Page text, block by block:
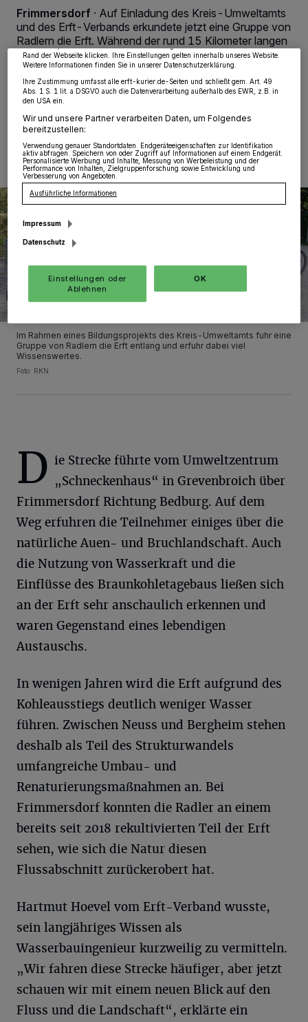
Frimmersdorf · Auf Einladung des Kreis-Umweltamts
und des Erft-Verbands erkundete jetzt eine Gruppe von
Radlern die Erft. Während der rund 15 Kilometer langen
Rundtour gab es bei schönem Spätsommerwetter
zahlreiche Stopps mit interessanten Informationen.
09.10.2024 , 09:57 Uhr Eine Minute Lesezeit
Im Rahmen eines Bildungsprojekts des Kreis-Umweltamts fuhr eine
Gruppe von Radlern die Erft entlang und erfuhr dabei viel
Wissenswertes.
Foto: RKN.
D ie Strecke führte vom Umweltzentrum
„Schneckenhaus“ in Grevenbroich über
Frimmersdorf Richtung Bedburg. Auf dem
Weg erfuhren die Teilnehmer einiges über die
natürliche Auen- und Bruchlandschaft. Auch
die Nutzung von Wasserkraft und die
Einflüsse des Braunkohletagebaus ließen sich
an der Erft sehr anschaulich erkennen und
waren Gegenstand eines lebendigen
Austauschs.
In wenigen Jahren wird die Erft aufgrund des
Kohleausstiegs deutlich weniger Wasser
führen. Zwischen Neuss und Bergheim stehen
deshalb als Teil des Strukturwandels
umfangreiche Umbau- und
Renaturierungsmaßnahmen an. Bei
Frimmersdorf konnten die Radler an einem
bereits seit 2018 rekultivierten Teil der Erft
sehen, wie sich die Natur diesen
Flussabschnitt zurückerobert hat.
Hartmut Hoevel vom Erft-Verband wusste,
sein langjähriges Wissen als
Wasserbauingenieur kurzweilig zu vermitteln.
„Wir fahren diese Strecke häufiger, aber jetzt
schauen wir mit einem neuen Blick auf den
Fluss und die Landschaft“, erklärte ein
Partner verarbeiten Daten, um Ihnen Dienste bereitzustellen“ aufgeführten
Zwecke. Wenn Tracker deaktiviert sind, sind manche Inhalte und Anzeigen
möglicherweise nicht mehr so relevant für Sie. Sie können dieses Menü jederzeit
wieder aufrufen, um Ihre Einstellungen zu ändern oder Ihre Einwilligung zu
widerrufen, indem Sie auf den Link Einstellungen oder Ablehnen am unteren
Rand der Webseite klicken. Ihre Einstellungen gelten innerhalb unseres Website.
Weitere Informationen finden Sie in unserer Datenschutzerklärung.
Ihre Zustimmung umfasst alle erft-kurier.de-Seiten und schließt gem. Art. 49
Abs. 1 S. 1 lit. a DSGVO auch die Datenverarbeitung außerhalb des EWR, z.B. in
den USA ein.
Wir und unsere Partner verarbeiten Daten, um Folgendes
bereitzustellen:
Verwendung genauer Standortdaten. Endgeräteeigenschaften zur Identifikation
aktiv abfragen. Speichern von oder Zugriff auf Informationen auf einem Endgerät.
Personalisierte Werbung und Inhalte, Messung von Werbeleistung und der
Performance von Inhalten, Zielgruppenforschung sowie Entwicklung und
Verbesserung von Angeboten.
Ausführliche Informationen
Impressum
Datenschutz
Einstellungen oder
Ablehnen
OK